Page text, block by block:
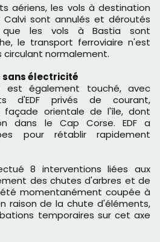
aériens, les vols à destination
sont annulés et déroutés
que les vols à Bastia sont
le transport ferroviaire n'est
normalement.
sans électricité
est également touché, avec
d'EDF privés de courant,
façade orientale de l'île, dont
dans le Cap Corse. EDF a
pour rétablir rapidement
8 interventions liées aux
des chutes d'arbres et de
été momentanément coupée à
raison de la chute d'éléments,
temporaires sur cet axe